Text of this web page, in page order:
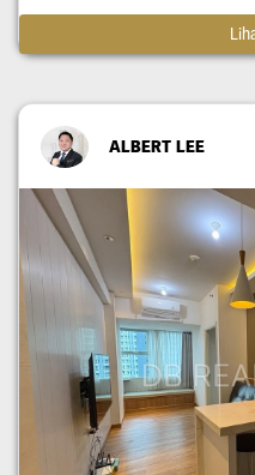
ALBERT LEE